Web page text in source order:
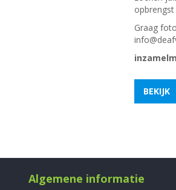
Graag
BEKIJK
Algemene informatie